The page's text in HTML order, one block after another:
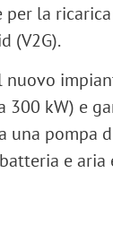
per la
(V2G).
nuovo
300 kW) e
una pompa
e